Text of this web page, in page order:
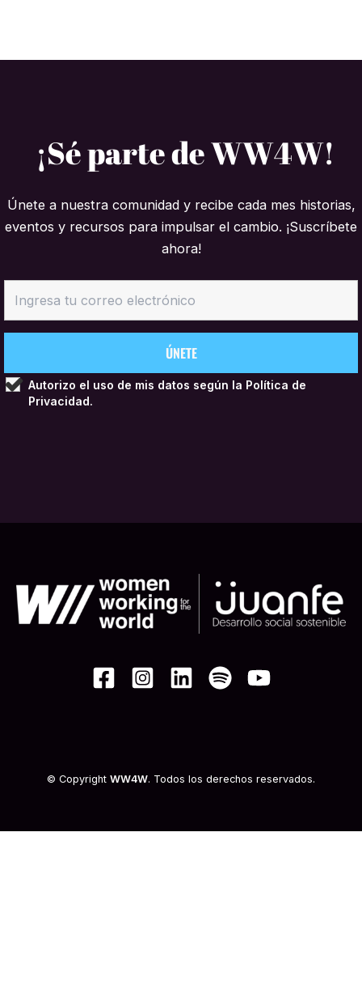
¡Sé parte de WW4W!
Únete a nuestra comunidad y recibe cada mes historias,
eventos y recursos para impulsar el cambio. ¡Suscríbete
ahora!
Autorizo el uso de mis datos según la Política de
Privacidad.
© Copyright WW4W. Todos los derechos reservados.